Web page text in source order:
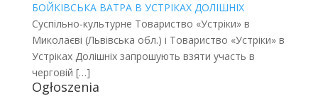
БОЙКІВСЬКА ВАТРА В УСТРІКАХ ДОЛІШНІХ
Суспільно-культурне Товариство «Устріки» в
Миколаєві (Львівська обл.) і Товариство «Устріки» в
Устріках Долішніх запрошують взяти участь в
черговій […]
Ogłoszenia